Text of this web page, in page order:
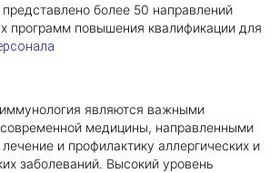
более 50 направлений
программ повышения квалификации для
являются важными
медицины, направленными
и профилактику аллергических и
заболеваний. Высокий уровень
наобработку персональных
e-mail рассылку
документы
консультацию
наобработку персональных
e-mail рассылку